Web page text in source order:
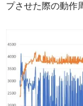
プさせた際の動作